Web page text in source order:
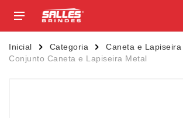
Inicial Categoria
Caneta e Lapiseira
Conjunto Caneta e Lapiseira Metal